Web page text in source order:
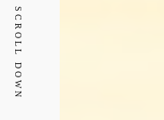
SCROLL DOWN